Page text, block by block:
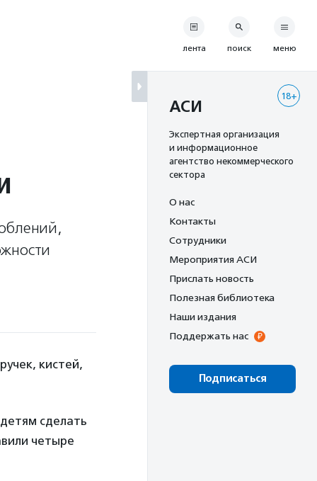
кистей,
сделать
четыре
лента поиск меню
18+
АСИ
Экспертная организация
и информационное
агентство некоммерческого
сектора
О нас
Контакты
Сотрудники
Мероприятия АСИ
Прислать новость
Полезная библиотека
Наши издания
Поддержать нас
Подписаться